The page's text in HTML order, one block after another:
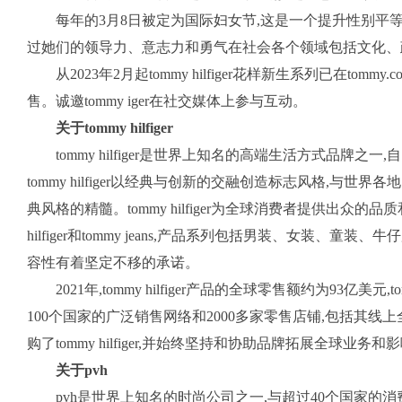
每年的3月8日被定为国际妇女节,这是一个提升性别平
过她们的领导力、意志力和勇气在社会各个领域包括文化
从2023年2月起tommy hilfiger花样新生系列已在
售。诚邀tommy iger在社交媒体上参与互动。
关于tommy hilfiger
tommy hilfiger是世界上知名的高端生活方式品牌之一,自
tommy hilfiger以经典与创新的交融创造标志风格,与世界各
典风格的精髓。tommy hilfiger为全球消费者提供出众的品
hilfiger和tommy jeans,产品系列包括男装、女装、童装、牛
容性有着坚定不移的承诺。
2021年,tommy hilfiger产品的全球零售额约为93亿美元
100个国家的广泛销售网络和2000多家零售店铺,包括其线上
购了tommy hilfiger,并始终坚持和协助品牌拓展全球业务和
关于pvh
pvh是世界上知名的时尚公司之一,与超过40个国家的消